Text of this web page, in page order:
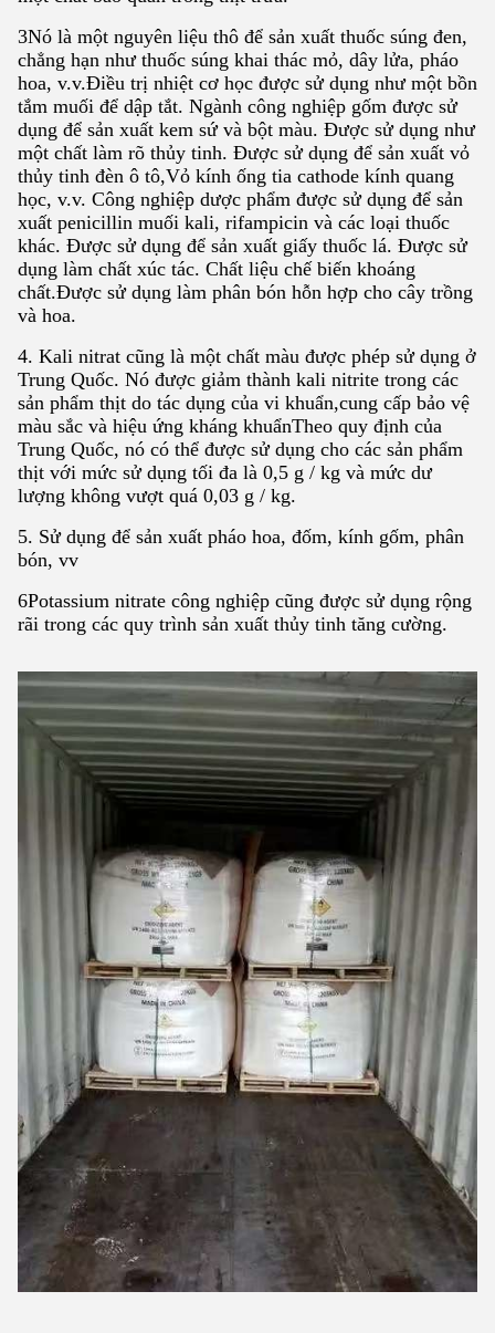
3Nó là một nguyên liệu thô để sản xuất thuốc súng đen,
chẳng hạn như thuốc súng khai thác mỏ, dây lửa, pháo
hoa, v.v.Điều trị nhiệt cơ học được sử dụng như một bồn
tắm muối để dập tắt. Ngành công nghiệp gốm được sử
dụng để sản xuất kem sứ và bột màu. Được sử dụng như
một chất làm rõ thủy tinh. Được sử dụng để sản xuất vỏ
thủy tinh đèn ô tô,Vỏ kính ống tia cathode kính quang
học, v.v. Công nghiệp dược phẩm được sử dụng để sản
xuất penicillin muối kali, rifampicin và các loại thuốc
khác. Được sử dụng để sản xuất giấy thuốc lá. Được sử
dụng làm chất xúc tác. Chất liệu chế biến khoáng
chất.Được sử dụng làm phân bón hỗn hợp cho cây trồng
và hoa.
4. Kali nitrat cũng là một chất màu được phép sử dụng ở
Trung Quốc. Nó được giảm thành kali nitrite trong các
sản phẩm thịt do tác dụng của vi khuẩn,cung cấp bảo vệ
màu sắc và hiệu ứng kháng khuẩnTheo quy định của
Trung Quốc, nó có thể được sử dụng cho các sản phẩm
thịt với mức sử dụng tối đa là 0,5 g / kg và mức dư
lượng không vượt quá 0,03 g / kg.
5. Sử dụng để sản xuất pháo hoa, đốm, kính gốm, phân
bón, vv
6Potassium nitrate công nghiệp cũng được sử dụng rộng
rãi trong các quy trình sản xuất thủy tinh tăng cường.